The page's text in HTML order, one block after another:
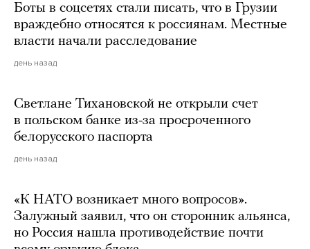
Боты в соцсетях стали писать, что в Грузии
враждебно относятся к россиянам. Местные
власти начали расследование
день назад
Светлане Тихановской не открыли счет
в польском банке из-за просроченного
белорусского паспорта
день назад
«К НАТО возникает много вопросов».
Залужный заявил, что он сторонник альянса,
но Россия нашла противодействие почти